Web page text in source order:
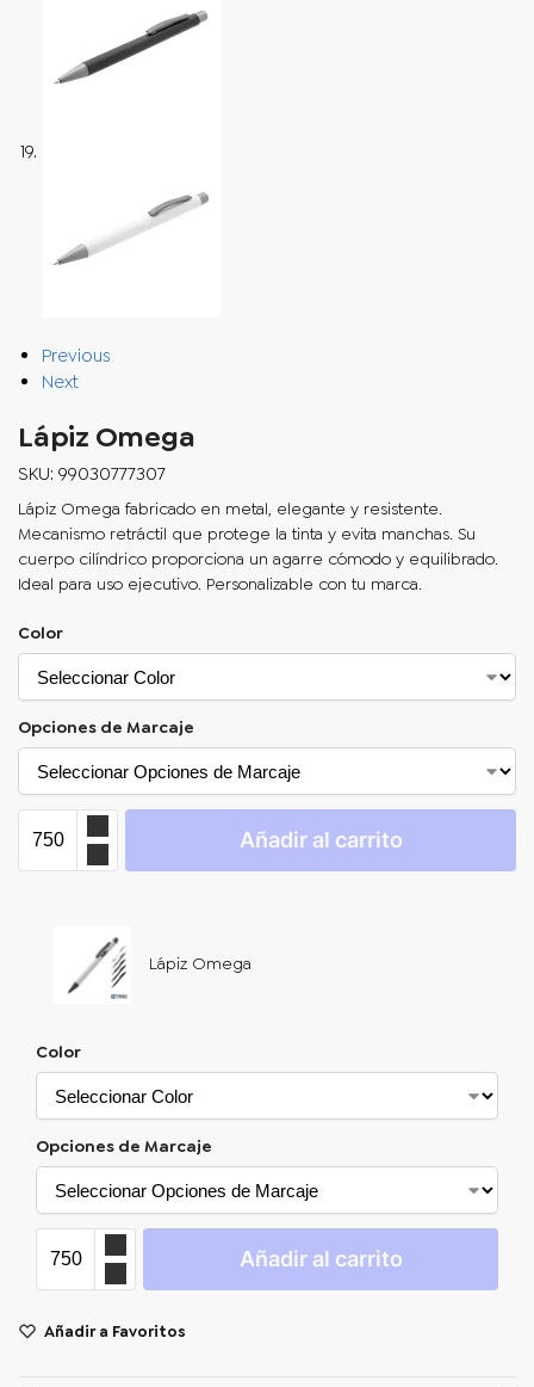
Previous
Next
Lápiz Omega
SKU: 99030777307
Lápiz Omega fabricado en metal, elegante y resistente.
Mecanismo retráctil que protege la tinta y evita manchas. Su
cuerpo cilíndrico proporciona un agarre cómodo y equilibrado.
Ideal para uso ejecutivo. Personalizable con tu marca.
Color
Opciones de Marcaje
Añadir al carrito
Lápiz Omega
Color
Opciones de Marcaje
Añadir al carrito
Añadir a Favoritos